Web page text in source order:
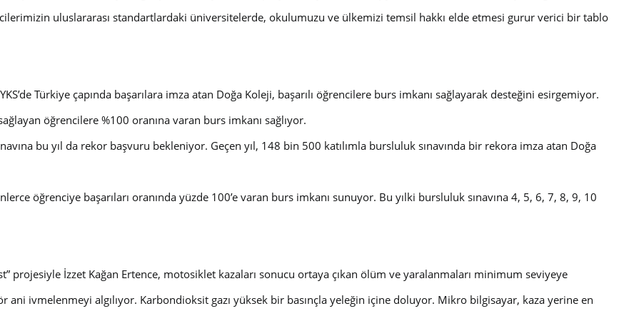
uluslararası standartlardaki üniversitelerde, okulumuzu ve ülkemizi temsil hakkı elde etmesi gurur verici bir tablo
Türkiye çapında başarılara imza atan Doğa Koleji, başarılı öğrencilere burs imkanı sağlayarak desteğini esirgemiyor.
öğrencilere %100 oranına varan burs imkanı sağlıyor.
bu yıl da rekor başvuru bekleniyor. Geçen yıl, 148 bin 500 katılımla bursluluk sınavında bir rekora imza atan Doğa
öğrenciye başarıları oranında yüzde 100’e varan burs imkanı sunuyor. Bu yılki bursluluk sınavına 4, 5, 6, 7, 8, 9, 10
projesiyle İzzet Kağan Ertence, motosiklet kazaları sonucu ortaya çıkan ölüm ve yaralanmaları minimum seviyeye
ivmelenmeyi algılıyor. Karbondioksit gazı yüksek bir basınçla yeleğin içine doluyor. Mikro bilgisayar, kaza yerine en